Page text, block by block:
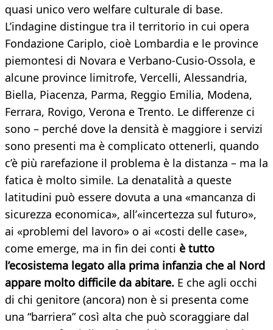
quasi unico vero welfare culturale di base.
L’indagine distingue tra il territorio in cui opera
Fondazione Cariplo, cioè Lombardia e le province
piemontesi di Novara e Verbano-Cusio-Ossola, e
alcune province limitrofe, Vercelli, Alessandria,
Biella, Piacenza, Parma, Reggio Emilia, Modena,
Ferrara, Rovigo, Verona e Trento. Le differenze ci
sono – perché dove la densità è maggiore i servizi
sono presenti ma è complicato ottenerli, quando
c’è più rarefazione il problema è la distanza – ma la
fatica è molto simile. La denatalità a queste
latitudini può essere dovuta a una «mancanza di
sicurezza economica», all’«incertezza sul futuro»,
ai «problemi del lavoro» o ai «costi delle case»,
come emerge, ma in fin dei conti è tutto
l’ecosistema legato alla prima infanzia che al Nord
appare molto difficile da abitare. E che agli occhi
di chi genitore (ancora) non è si presenta come
una “barriera” così alta che può scoraggiare dal